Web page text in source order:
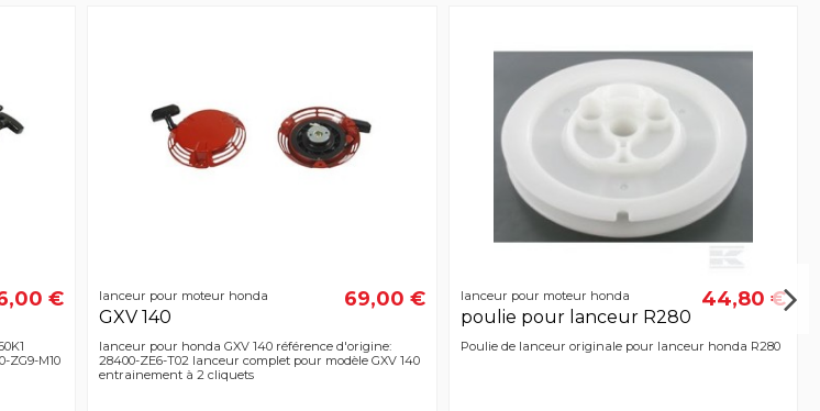
€
ZG9-M10
lanceur pour moteur honda
GXV 140
69,00 €
lanceur pour honda GXV 140 référence d'origine:
28400-ZE6-T02 lanceur complet pour modèle GXV 140
entrainement à 2 cliquets
lanceur pour moteur honda
poulie pour lanceur R280
44,80 €
Poulie de lanceur originale pour lanceur honda R280